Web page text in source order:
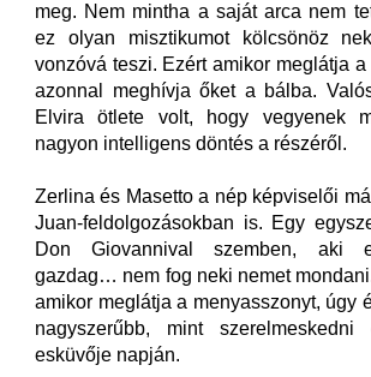
meg. Nem mintha a saját arca nem
ez olyan misztikumot kölcsönöz
vonzóvá teszi. Ezért amikor meglátja a
azonnal meghívja őket a bálba.
Elvira ötlete volt, hogy vegyenek
nagyon intelligens döntés a részéről.
Zerlina és Masetto a nép képviselői
Juan-feldolgozásokban is. Egy
Don Giovannival szemben, aki
gazdag… nem fog neki nemet
amikor meglátja a menyasszonyt, úgy
nagyszerűbb, mint
esküvője napján.